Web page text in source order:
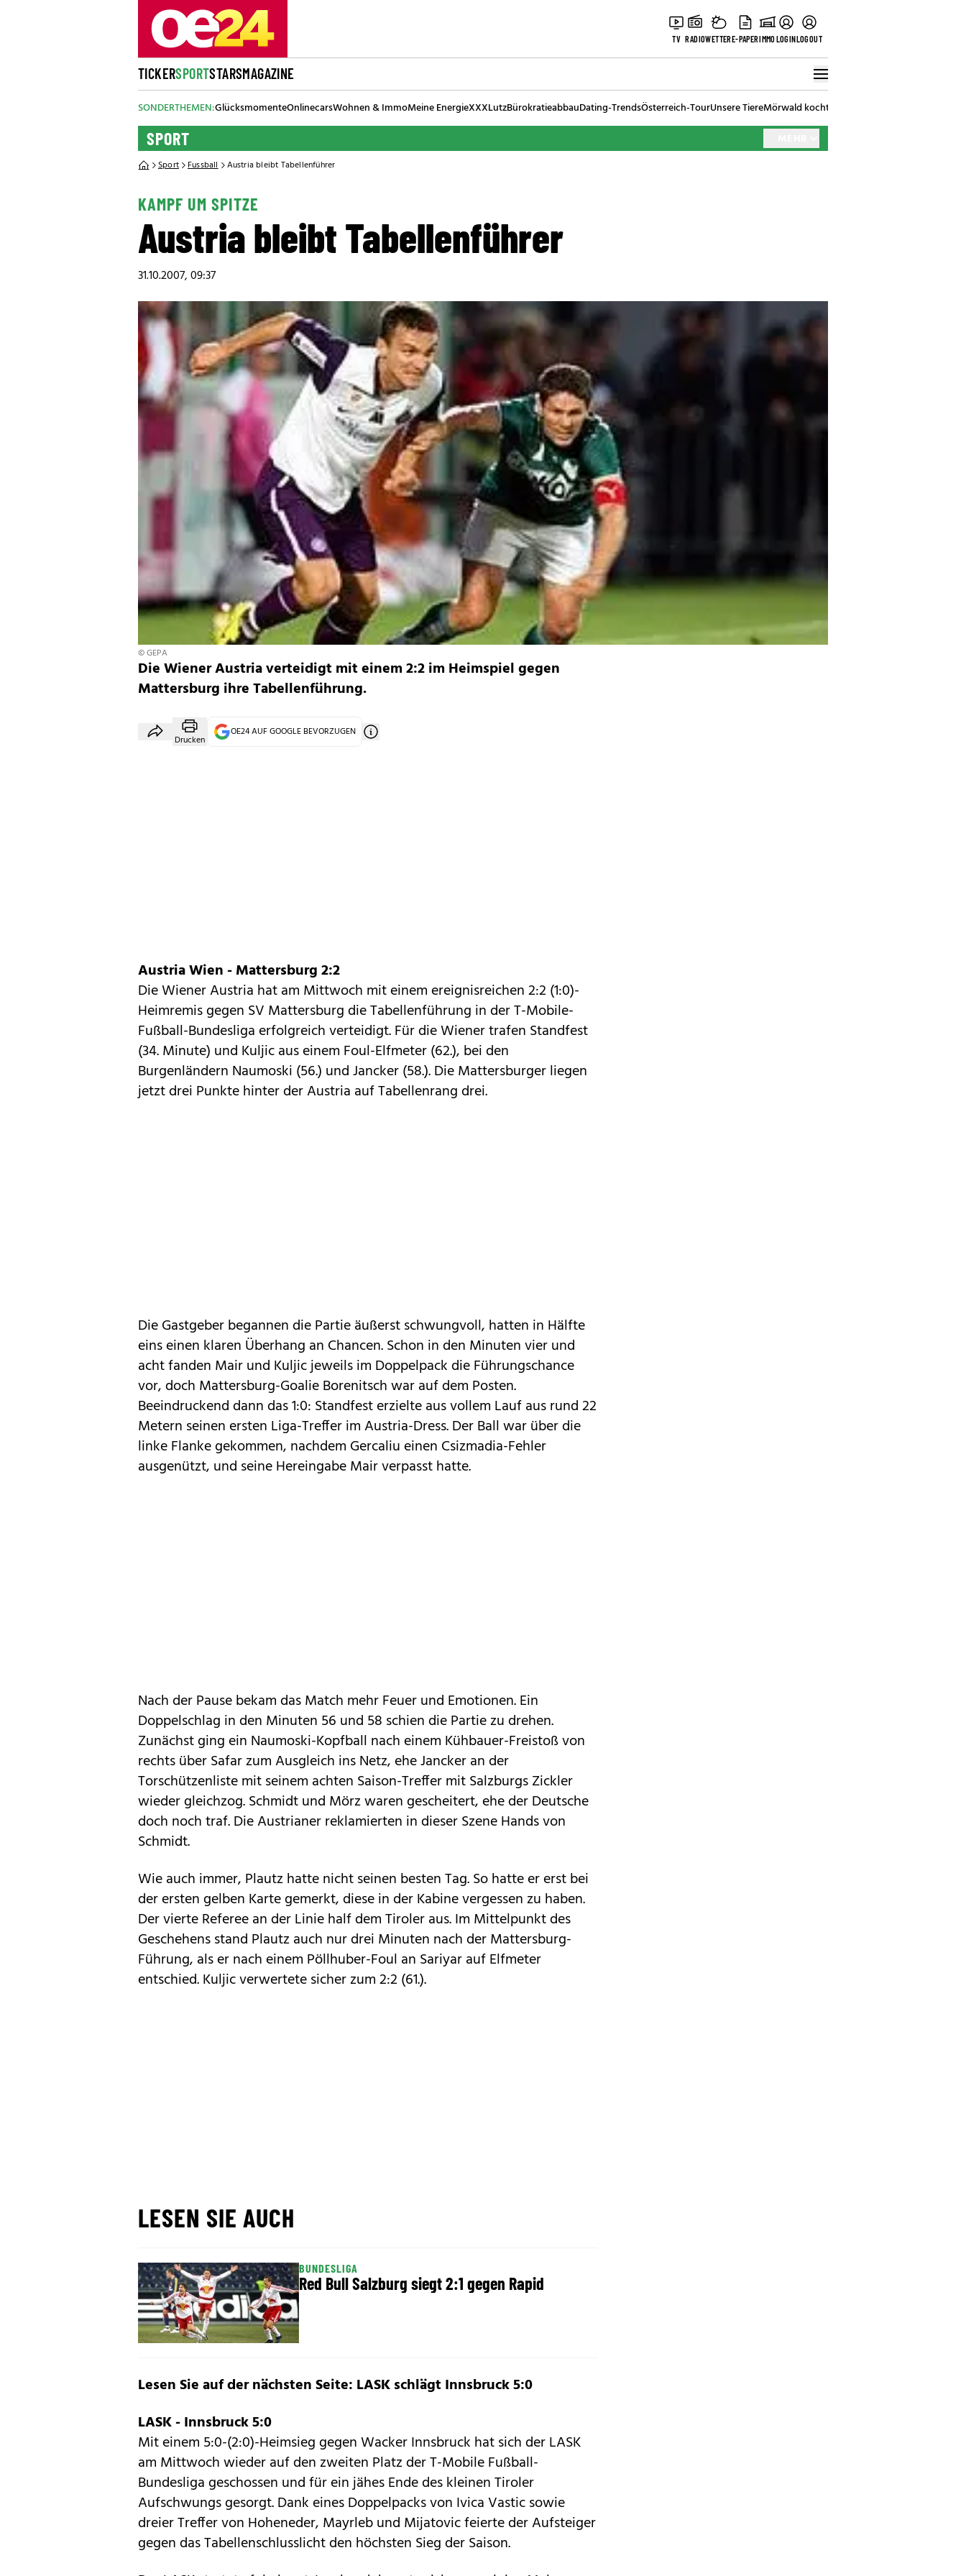
TV RADIOWETTERE-PAPERIMMOLOGINLOGOUT
TICKERSPORTSTARSMAGAZINE
SONDERTHEMEN:GlücksmomenteOnlinecarsWohnen & ImmoMeine EnergieXXXLutzBürokratieabbauDating-TrendsÖsterreich-TourUnsere TiereMörwald kocht
SPORT
Sport Fussball Austria bleibt Tabellenführer
KAMPF UM SPITZE
Austria bleibt Tabellenführer
31.10.2007, 09:37
© GEPA
Die Wiener Austria verteidigt mit einem 2:2 im Heimspiel gegen
Mattersburg ihre Tabellenführung.
Drucken
OE24 AUF GOOGLE BEVORZUGEN
Austria Wien - Mattersburg 2:2
Die Wiener Austria hat am Mittwoch mit einem ereignisreichen 2:2 (1:0)-
Heimremis gegen SV Mattersburg die Tabellenführung in der T-Mobile-
Fußball-Bundesliga erfolgreich verteidigt. Für die Wiener trafen Standfest
(34. Minute) und Kuljic aus einem Foul-Elfmeter (62.), bei den
Burgenländern Naumoski (56.) und Jancker (58.). Die Mattersburger liegen
jetzt drei Punkte hinter der Austria auf Tabellenrang drei.
Die Gastgeber begannen die Partie äußerst schwungvoll, hatten in Hälfte
eins einen klaren Überhang an Chancen. Schon in den Minuten vier und
acht fanden Mair und Kuljic jeweils im Doppelpack die Führungschance
vor, doch Mattersburg-Goalie Borenitsch war auf dem Posten.
Beeindruckend dann das 1:0: Standfest erzielte aus vollem Lauf aus rund 22
Metern seinen ersten Liga-Treffer im Austria-Dress. Der Ball war über die
linke Flanke gekommen, nachdem Gercaliu einen Csizmadia-Fehler
ausgenützt, und seine Hereingabe Mair verpasst hatte.
Nach der Pause bekam das Match mehr Feuer und Emotionen. Ein
Doppelschlag in den Minuten 56 und 58 schien die Partie zu drehen.
Zunächst ging ein Naumoski-Kopfball nach einem Kühbauer-Freistoß von
rechts über Safar zum Ausgleich ins Netz, ehe Jancker an der
Torschützenliste mit seinem achten Saison-Treffer mit Salzburgs Zickler
wieder gleichzog. Schmidt und Mörz waren gescheitert, ehe der Deutsche
doch noch traf. Die Austrianer reklamierten in dieser Szene Hands von
Schmidt.
Wie auch immer, Plautz hatte nicht seinen besten Tag. So hatte er erst bei
der ersten gelben Karte gemerkt, diese in der Kabine vergessen zu haben.
Der vierte Referee an der Linie half dem Tiroler aus. Im Mittelpunkt des
Geschehens stand Plautz auch nur drei Minuten nach der Mattersburg-
Führung, als er nach einem Pöllhuber-Foul an Sariyar auf Elfmeter
entschied. Kuljic verwertete sicher zum 2:2 (61.).
LESEN SIE AUCH
BUNDESLIGA
Red Bull Salzburg siegt 2:1 gegen Rapid
Lesen Sie auf der nächsten Seite: LASK schlägt Innsbruck 5:0
LASK - Innsbruck 5:0
Mit einem 5:0-(2:0)-Heimsieg gegen Wacker Innsbruck hat sich der LASK
am Mittwoch wieder auf den zweiten Platz der T-Mobile Fußball-
Bundesliga geschossen und für ein jähes Ende des kleinen Tiroler
Aufschwungs gesorgt. Dank eines Doppelpacks von Ivica Vastic sowie
dreier Treffer von Hoheneder, Mayrleb und Mijatovic feierte der Aufsteiger
gegen das Tabellenschlusslicht den höchsten Sieg der Saison.